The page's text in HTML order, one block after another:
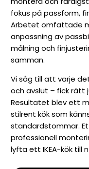
fokus på passform,
Arbetet omfattade
anpassning av
målning och
samman.
Vi såg till att varje
och avslut – fick rätt
Resultatet blev ett
stilrent kök som
standardstommar.
professionell
lyfta ett IKEA-kök till